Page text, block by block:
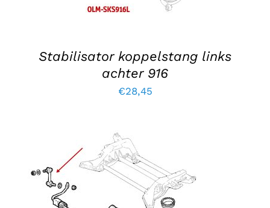
Stabilisator koppelstang links
achter 916
€28,45